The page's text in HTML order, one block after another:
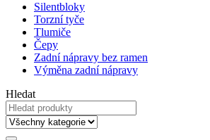
Silentbloky
Torzní tyče
Tlumiče
Čepy
Zadní nápravy bez ramen
Výměna zadní nápravy
Hledat